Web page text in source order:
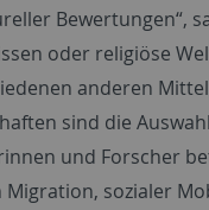
Bewertungen“,
oder religiöse
anderen
sind die
und Forscher
sozialer